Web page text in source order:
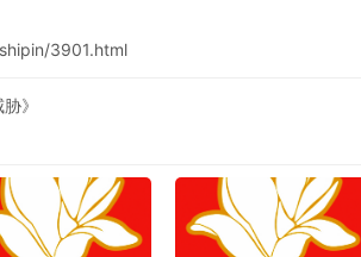
3901.html
》